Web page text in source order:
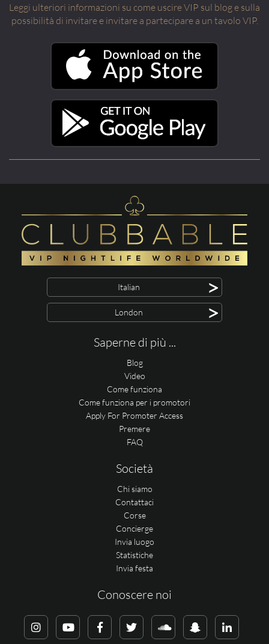
Leggi ulteriori informazioni su come uscire VIP sul blog e sulla
possibilità di invitare e invitare a partecipare a un tavolo VIP.
Italian >
London >
Saperne di più ...
Blog
Video
Come funziona
Come funziona per i promotori
Apply For Promoter Access
Premere
FAQ
Società
Chi siamo
Contattaci
Corse
Concierge
Invia luogo
Statistiche
Invia festa
Conoscere noi